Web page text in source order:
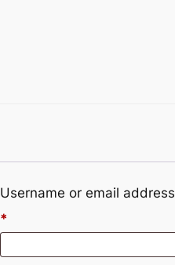
Username or email address
*